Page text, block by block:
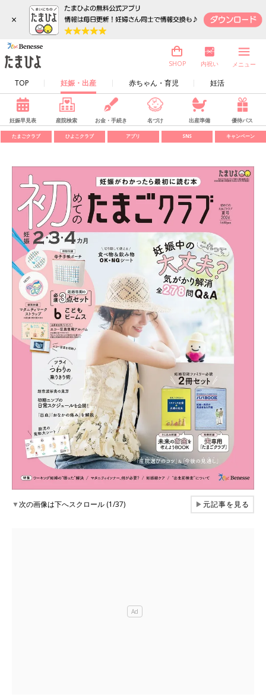
×
TOP 妊娠・出産 赤ちゃん・育児 妊活
SHOP 内祝い メニュー
妊娠早見表 産院検索 お金・手続き 名づけ 出産準備 優待パス
たまごクラブ ひよこクラブ アプリ SNS キャンペーン
▼次の画像は下へスクロール (1/37) ▶元記事を見る